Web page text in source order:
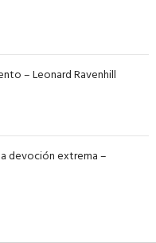
– Leonard Ravenhill
devoción extrema –